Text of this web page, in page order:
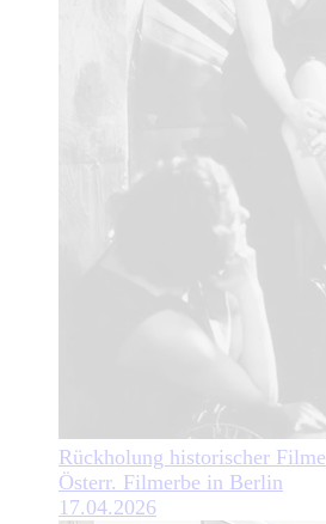
Rückholung historischer Filme
Österr. Filmerbe in Berlin
17.04.2026